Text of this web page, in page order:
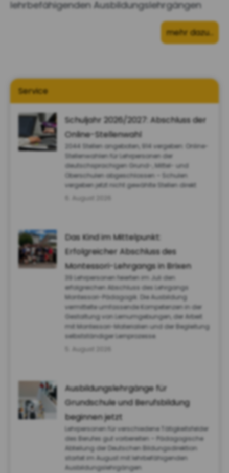
lehrbefähigenden Ausbildungslehrgängen
mehr dazu…
Service
Schuljahr 2026/2027: Abschluss der
Online-Stellenwahl
2044 Stellen angeboten, 914 vergeben: Online-
Stellenwahlen für Lehrpersonen der
deutschsprachigen Grund-, Mittel- und
Oberschulen abgeschlossen – Schulen
vergeben jetzt nicht gewählte Stellen direkt
6. August 2026
Das Kind im Mittelpunkt:
Erfolgreicher Abschluss des
Montessori-Lehrgangs in Brixen
39 Lehrpersonen feierten im Juli den
erfolgreichen Abschluss des Lehrgangs
Montessori-Pädagogik. Die Ausbildung
vermittelte umfassende Kompetenzen in der
Gestaltung von Lernumgebungen, der Arbeit
mit Montessori-Materialien und der Begleitung
selbstständiger Lernprozesse.
5. August 2026
Ausbildungslehrgänge für
Grundschule und Berufsbildung
beginnen jetzt
Lehrpersonen für verschiedene Tätigkeitsfelder
des Berufes gut vorbereiten – Pädagogische
Abteilung der Deutschen Bildungsdirektion
startet im August mit lehrbefähigenden
Ausbildungslehrgängen